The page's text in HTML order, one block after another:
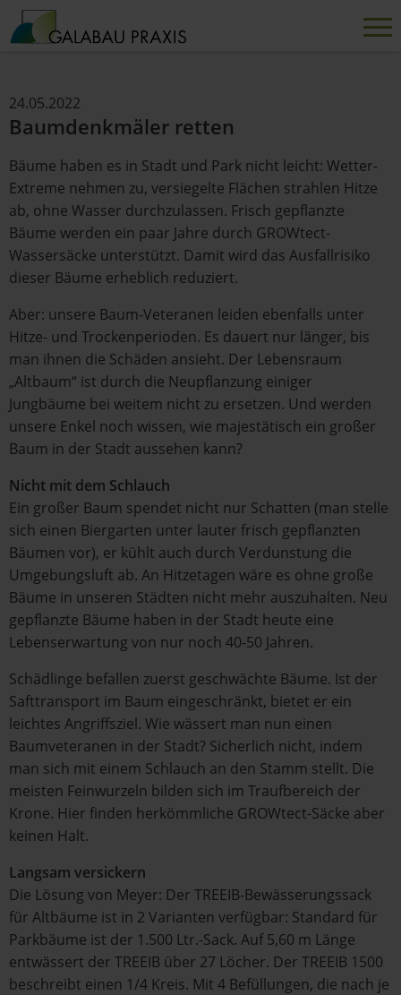
24.05.2022
Baumdenkmäler retten
Bäume haben es in Stadt und Park nicht leicht: Wetter-
Extreme nehmen zu, versiegelte Flächen strahlen Hitze
ab, ohne Wasser durchzulassen. Frisch gepflanzte
Bäume werden ein paar Jahre durch GROWtect-
Wassersäcke unterstützt. Damit wird das Ausfallrisiko
dieser Bäume erheblich reduziert.
Aber: unsere Baum-Veteranen leiden ebenfalls unter
Hitze- und Trockenperioden. Es dauert nur länger, bis
man ihnen die Schäden ansieht. Der Lebensraum
„Altbaum“ ist durch die Neupflanzung einiger
Jungbäume bei weitem nicht zu ersetzen. Und werden
unsere Enkel noch wissen, wie majestätisch ein großer
Baum in der Stadt aussehen kann?
Nicht mit dem Schlauch
Ein großer Baum spendet nicht nur Schatten (man stelle
sich einen Biergarten unter lauter frisch gepflanzten
Bäumen vor), er kühlt auch durch Verdunstung die
Umgebungsluft ab. An Hitzetagen wäre es ohne große
Bäume in unseren Städten nicht mehr auszuhalten. Neu
gepflanzte Bäume haben in der Stadt heute eine
Lebenserwartung von nur noch 40-50 Jahren.
Schädlinge befallen zuerst geschwächte Bäume. Ist der
Safttransport im Baum eingeschränkt, bietet er ein
leichtes Angriffsziel. Wie wässert man nun einen
Baumveteranen in der Stadt? Sicherlich nicht, indem
man sich mit einem Schlauch an den Stamm stellt. Die
meisten Feinwurzeln bilden sich im Traufbereich der
Krone. Hier finden herkömmliche GROWtect-Säcke aber
keinen Halt.
Langsam versickern
Die Lösung von Meyer: Der TREEIB-Bewässerungssack
für Altbäume ist in 2 Varianten verfügbar: Standard für
Parkbäume ist der 1.500 Ltr.-Sack. Auf 5,60 m Länge
entwässert der TREEIB über 27 Löcher. Der TREEIB 1500
beschreibt einen 1/4 Kreis. Mit 4 Befüllungen, die nach je